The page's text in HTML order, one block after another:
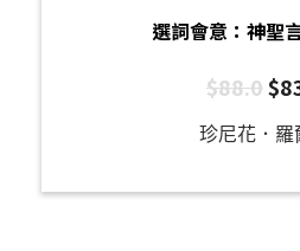
選詞會意：神聖
$88.0$
珍尼花．羅